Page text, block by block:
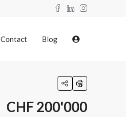
Contact Blog
CHF 200'000